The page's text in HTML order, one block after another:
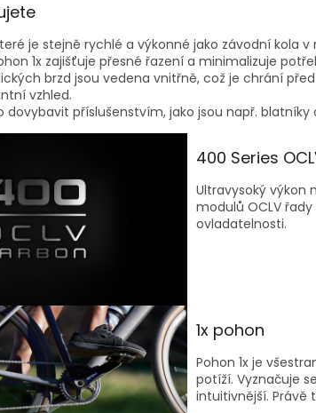
je stejně rychlé a výkonné jako závodní kola
1x zajišťuje přesné řazení a minimalizuje
brzd jsou vedena vnitřně, což je chrání
vzhled.
dovybavit příslušenstvím, jako jsou např. blatníky
400 Series
Ultravysoký výkon
modulů OCLV
ovladatelnosti.
1x pohon
Pohon 1x je
potíží. Vyznačuje
intuitivnější. Právě